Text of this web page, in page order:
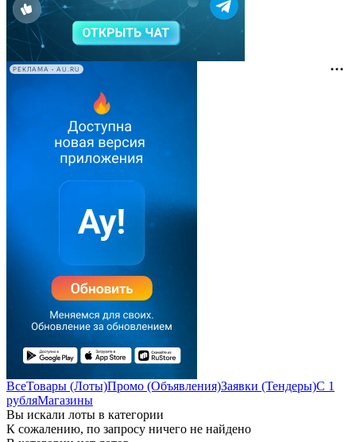
РЕКЛАМА • AU.RU
ВсеТовары (Лоты)Промо (Объявления)Заявки (Тендеры)С 1
рубляМагазины
Вы искали лоты в категории
К сожалению, по запросу ничего не найдено